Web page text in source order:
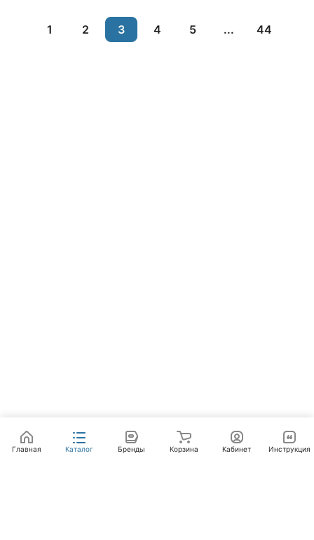
1 2 3 4 5 ... 44
Главная Каталог Бренды Корзина Кабинет Инструкция